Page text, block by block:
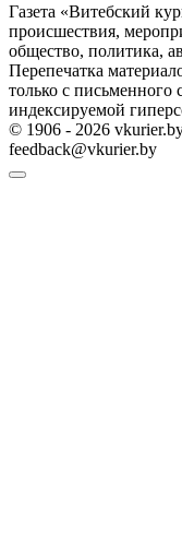
Газета «Витебский
происшествия,
общество, политика,
Перепечатка
только с письменного
индексируемой
© 1906 - 2026
feedback@vkurier.by